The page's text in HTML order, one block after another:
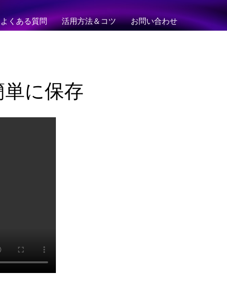
よくある質問 活用方法＆コツ お問い合わせ
に保存